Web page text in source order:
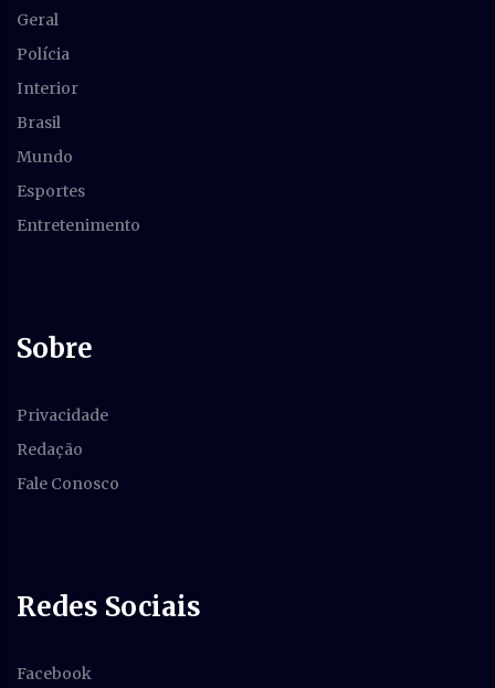
Geral
Polícia
Interior
Brasil
Mundo
Esportes
Entretenimento
Sobre
Privacidade
Redação
Fale Conosco
Redes Sociais
Facebook